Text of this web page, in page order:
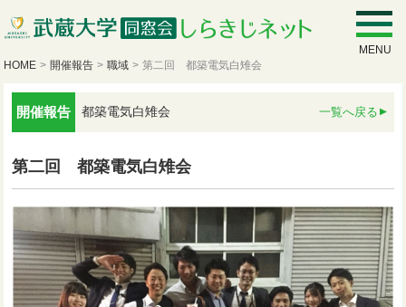
MENU
HOME > 開催報告 > 職域 > 第二回 都築電気白雉会
開催報告 都築電気白雉会 一覧へ戻る
第二回 都築電気白雉会